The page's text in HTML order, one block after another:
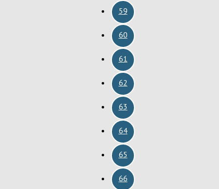
59
60
61
62
63
64
65
66